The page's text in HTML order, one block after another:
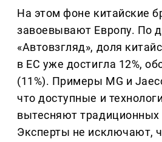
На этом фоне китайские
завоевывают Европу. По
«Автовзгляд», доля
в ЕС уже достигла 12%,
(11%). Примеры MG и
что доступные и
вытесняют традиционных
Эксперты не исключают,